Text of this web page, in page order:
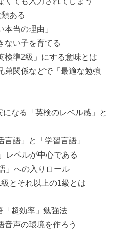
ある
当の理由」
ない子を育てる
検準2級」にする意味とは
弟関係などで「最適な勉強
なる「英検のレベル感」と
語」と「学習言語」
レベルが中心である
」への入りロール
とそれ以上の1級とは
「超効率」勉強法
音声の環境を作ろう